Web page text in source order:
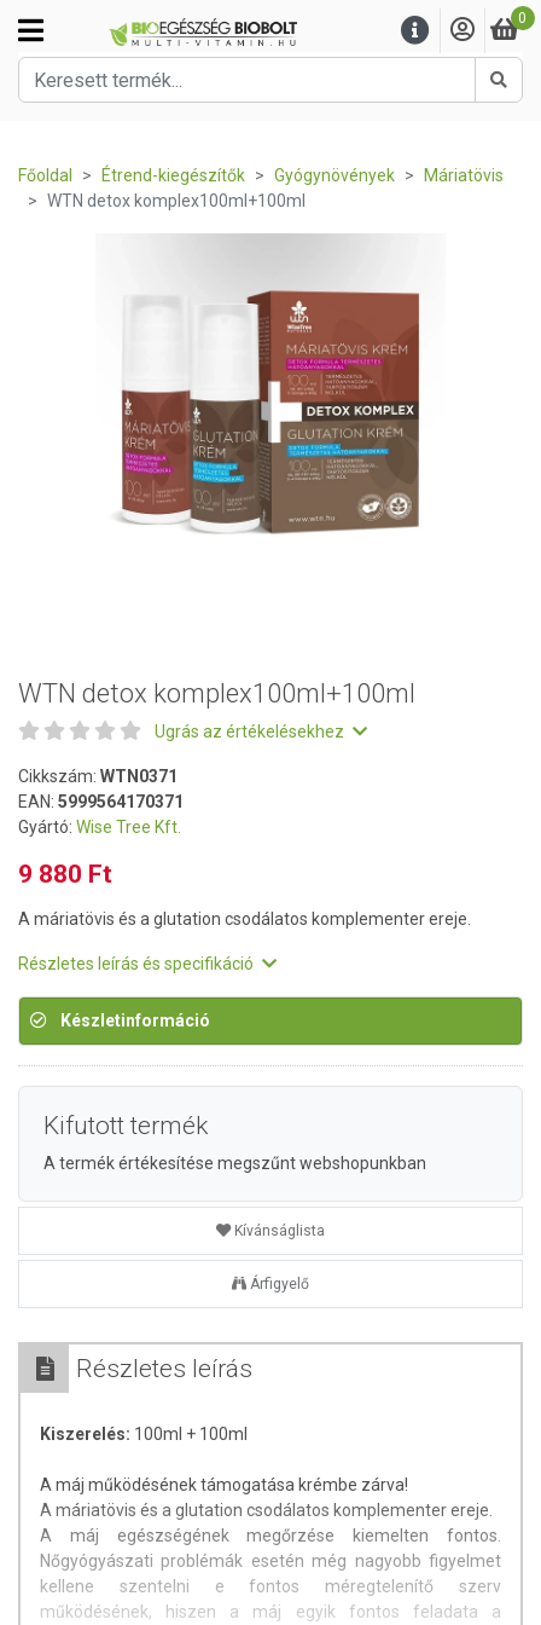
0
Főoldal Étrend-kiegészítők Gyógynövények
Máriatövis
WTN detox komplex100ml+100ml
WTN detox komplex100ml+100ml
Ugrás az értékelésekhez
Cikkszám: WTN0371
EAN: 5999564170371
Gyártó: Wise Tree Kft.
9 880 Ft
A máriatövis és a glutation csodálatos komplementer ereje.
Részletes leírás és specifikáció
Készletinformáció
Kifutott termék
A termék értékesítése megszűnt webshopunkban
Kívánságlista
Árfigyelő
Részletes leírás
Kiszerelés: 100ml + 100ml
A máj működésének támogatása krémbe zárva!
A máriatövis és a glutation csodálatos komplementer ereje.
A máj egészségének megőrzése kiemelten fontos.
Nőgyógyászati problémák esetén még nagyobb figyelmet
kellene szentelni e fontos méregtelenítő szerv
működésének, hiszen a máj egyik fontos feladata a